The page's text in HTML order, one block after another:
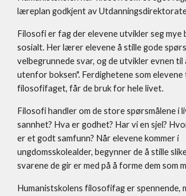
læreplan godkjent av
Filosofi er fag der elevene utvikler seg mye
sosialt. Her lærer elevene å stille gode
velbegrunnede svar, og de utvikler evnen til
utenfor boksen". Ferdighetene som elevene
filosofifaget, får de bruk for hele livet.
Filosofi handler om de store spørsmålene i
sannhet? Hva er godhet? Har vi en sjel?
er et godt samfunn? Når elevene kommer i
ungdomsskolealder, begynner de å stille
svarene de gir er med på å forme dem som
Humanistskolens filosofifag er spennende,